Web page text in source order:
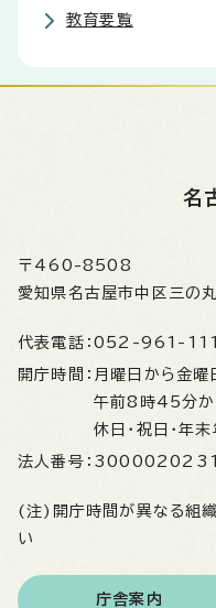
教育要覧
名
〒460-8508
愛知県名古屋市中区三の
代表電話： 052-961-
開庁時間： 月曜日から金曜
午前8時45分か
休日・祝日・年
法人番号：
(注)開庁時間が異なる組
い
庁舎案内